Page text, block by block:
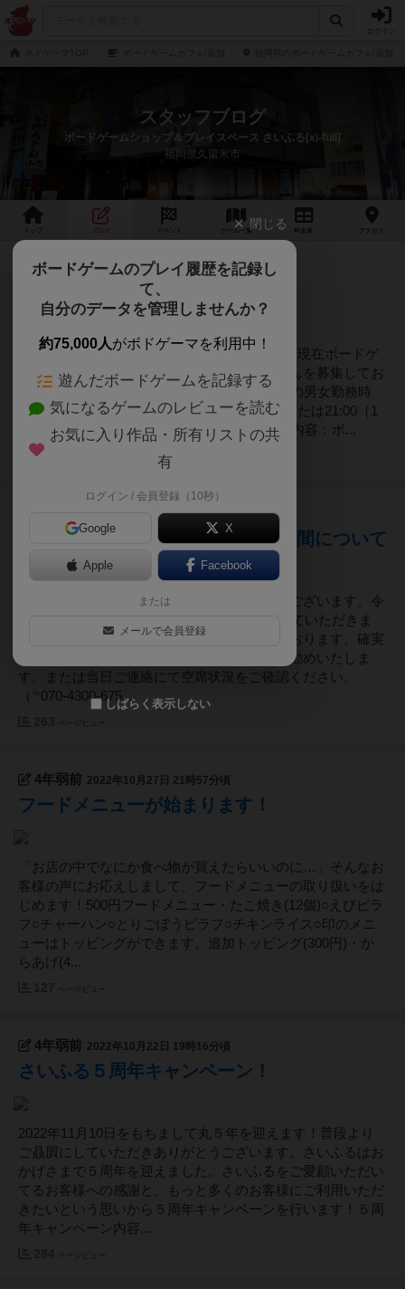
スタッフブログ
ボードゲームショップ＆プレイスペース さいふる[xi-full]
福岡県久留米市
ゲーム 一覧 料金 アクセス
3年以上前 2023年02月20日 21時49分頃
募集は終了しております
※アルバイトの募集は現在終了しております。現在ボードゲ
ームショップさいふるでは新しいスタッフさんを募集してお
ります募集人数：若干名応募資格：18歳以上の男女勤務時
間：土日祝の①13:30～18:30②14:00～22:00または21:00（1
時間休憩）時給：1000円（交通費なし）業務内容：ボ...
275
2022年12月09日 21時32分頃
2022年年末・2023年年始の営業時間について
いつもさいふるをご愛顧いただきありがとうございます。令
和５年の営業は1月1日14時からオープンさせていただきま
す。以前よりプレイスペースの席数が減っております。確実
にお席を確保されたい方は事前のご予約をお勧めいたしま
す。または当日ご連絡にて空席状況をご確認ください。
（℡070-4300-675...
4年弱前 2022年10月27日 21時57分頃
フードメニューが始まります！
「お店の中でなにか食べ物が買えたらいいのに…」そんなお
客様の声にお応えしまして、フードメニューの取り扱いをは
じめます！500円フードメニュー・たこ焼き(12個)○えびピラ
フ○チャーハン○とりごぼうピラフ○チキンライス○印のメニ
ューはトッピングができます。追加トッピング(300円)・か
らあげ(4...
4年弱前 2022年10月22日 19時16分頃
さいふる５周年キャンペーン！
2022年11月10日をもちまして丸５年を迎えます！普段より
ご贔屓にしていただきありがとうございます。さいふるはお
かげさまで５周年を迎えました。さいふるをご愛顧いただい
てるお客様への感謝と、もっと多くのお客様にご利用いただ
きたいという思いから５周年キャンペーンを行います！５周
年キャンペーン内容...
閉じる
ボードゲームのプレイ履歴を記録し
て、
自分のデータを管理しませんか？
約75,000人がボドゲーマを利用中！
遊んだボードゲームを記録する
気になるゲームのレビューを読む
お気に入り作品・所有リストの共
有
ログイン / 会員登録（10秒）
Google X
Apple Facebook
または
メールで会員登録
しばらく表示しない